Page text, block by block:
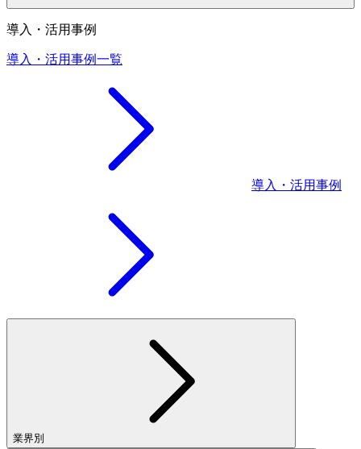
導入・活用事例
導入・活用事例一覧
導入・活用事例
業界別